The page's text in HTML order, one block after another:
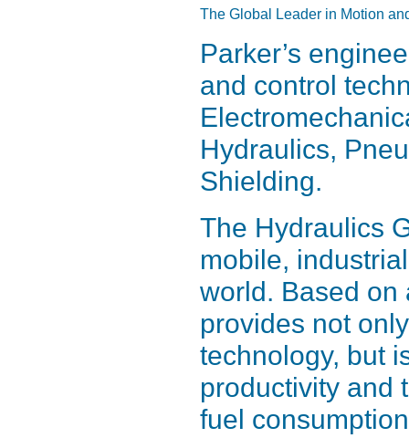
The Global Leader in Motion
Parker’s
and control
Hydraulics,
Shielding.
The Hydraulics
mobile,
world. Based on
provides not
technology, but
productivity and
fuel